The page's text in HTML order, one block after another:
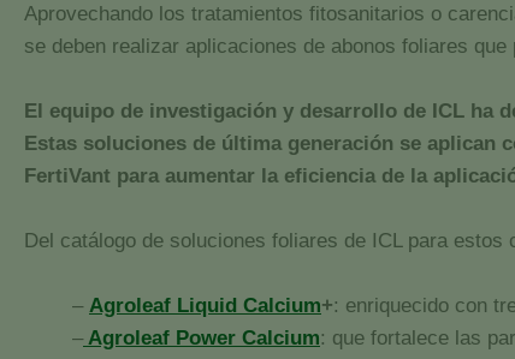
Aprovechando los tratamientos fitosanitarios o
se deben realizar aplicaciones de abonos foliares
El equipo de investigación y desarrollo de ICL ha
Estas soluciones de última generación se aplican
FertiVant para aumentar la eficiencia de la
Del catálogo de soluciones foliares de ICL para estos
– Agroleaf Liquid Calcium+: enriquecido con
–Agroleaf Power Calcium: que fortalece las